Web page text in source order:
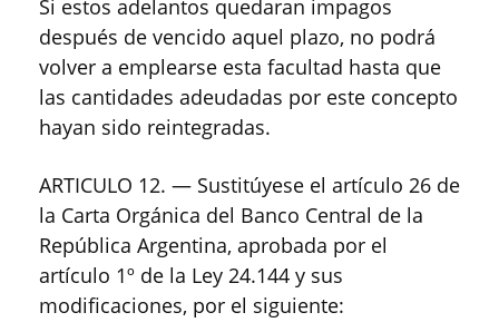
Si estos adelantos quedaran impagos
después de vencido aquel plazo, no podrá
volver a emplearse esta facultad hasta que
las cantidades adeudadas por este concepto
hayan sido reintegradas.
ARTICULO 12. — Sustitúyese el artículo 26 de
la Carta Orgánica del Banco Central de la
República Argentina, aprobada por el
artículo 1º de la Ley 24.144 y sus
modificaciones, por el siguiente: